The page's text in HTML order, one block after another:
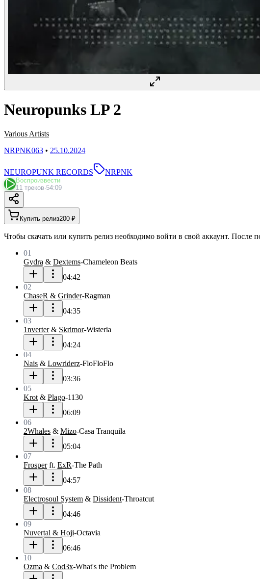
Neuropunks LP 2
Various Artists
NRPNK063 • 25.10.2024
NEUROPUNK RECORDS NRPNK
Воспроизвести
11 треков·54:09
Купить релиз200 ₽
Чтобы скачать или купить релиз необходимо войти в свой аккаунт. После
01
Gydra & Dextems-Chameleon Beats
04:42
02
ChaseR & Grinder-Ragman
04:35
03
1nverter& Skrimor-Wisteria
04:24
04
Nais & Lowriderz-FloFloFlo
03:36
05
Krot & Plago-1130
06:09
06
2Whales & Mizo-Casa Tranquila
05:04
07
Frosperft. ExR-The Path
04:57
08
Electrosoul System & Dissident-Throatcut
04:46
09
Nuvertal & Hoji-Octavia
06:46
10
Ozma & Cod3x-What's the Problem